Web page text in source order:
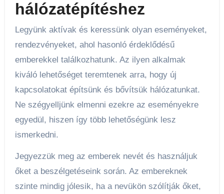
hálózatépítéshez
Legyünk aktívak és keressünk olyan eseményeket,
rendezvényeket, ahol hasonló érdeklődésű
emberekkel találkozhatunk. Az ilyen alkalmak
kiváló lehetőséget teremtenek arra, hogy új
kapcsolatokat építsünk és bővítsük hálózatunkat.
Ne szégyelljünk elmenni ezekre az eseményekre
egyedül, hiszen így több lehetőségünk lesz
ismerkedni.
Jegyezzük meg az emberek nevét és használjuk
őket a beszélgetéseink során. Az embereknek
szinte mindig jólesik, ha a nevükön szólítják őket,